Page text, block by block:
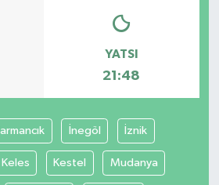
YATSI
21:48
İnegöl İznik
Keles Kestel Mudanya